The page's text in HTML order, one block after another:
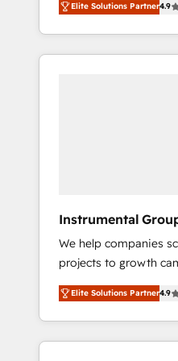
marketing
webdesign. Markentive is both a consulting firm, a
digital agency and an
Elite Solutions Partner4.9
Instrumental
We help companies
projects to growth
Hire an agency that's
HubSpot and willing
team to simplify the
experience for your
Elite Solutions Partner4.9